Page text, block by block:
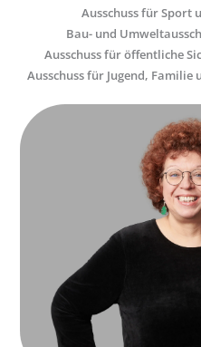
Ausschuss für Sport
Bau- und
Ausschuss für öffentliche
Ausschuss für Jugend, Familie